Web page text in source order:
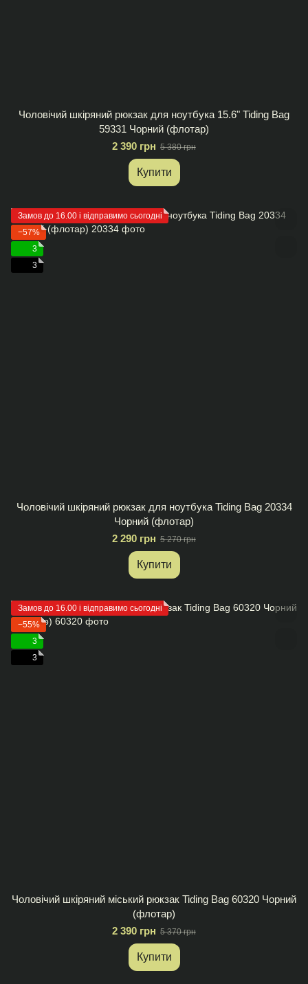
Чоловічий шкіряний рюкзак для ноутбука 15.6" Tiding Bag
59331 Чорний (флотар)
2 390 грн 5 380 грн
Купити
Замов до 16.00 і відправимо сьогодні
−57%
3
3
Чоловічий шкіряний рюкзак для ноутбука Tiding Bag 20334
Чорний (флотар)
2 290 грн 5 270 грн
Купити
Замов до 16.00 і відправимо сьогодні
−55%
3
3
Чоловічий шкіряний міський рюкзак Tiding Bag 60320 Чорний
(флотар)
2 390 грн 5 370 грн
Купити